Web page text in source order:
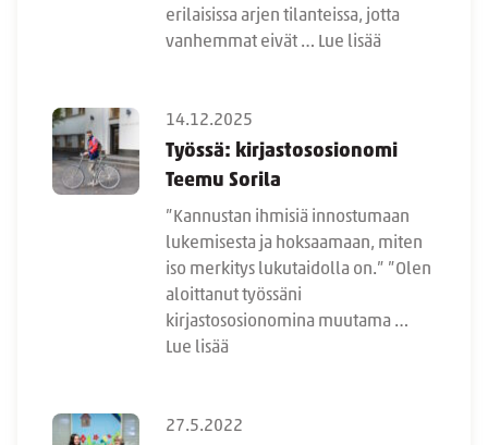
erilaisissa arjen tilanteissa, jotta
vanhemmat eivät … Lue lisää
14.12.2025
Työssä: kirjastososionomi
Teemu Sorila
”Kannustan ihmisiä innostumaan
lukemisesta ja hoksaamaan, miten
iso merkitys lukutaidolla on.” ”Olen
aloittanut työssäni
kirjastososionomina muutama …
Lue lisää
27.5.2022